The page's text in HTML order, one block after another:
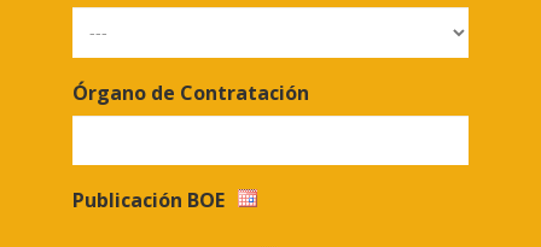
Órgano de Contratación
Publicación BOE